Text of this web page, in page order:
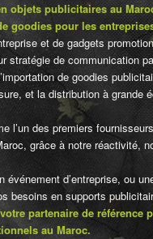
objets publicitaires au
goodies pour les
et de gadgets
stratégie de communication
de goodies
et la distribution à grande
l’un des premiers
grâce à notre réactivité,
d’entreprise, ou
besoins en supports
partenaire de référence
au Maroc.